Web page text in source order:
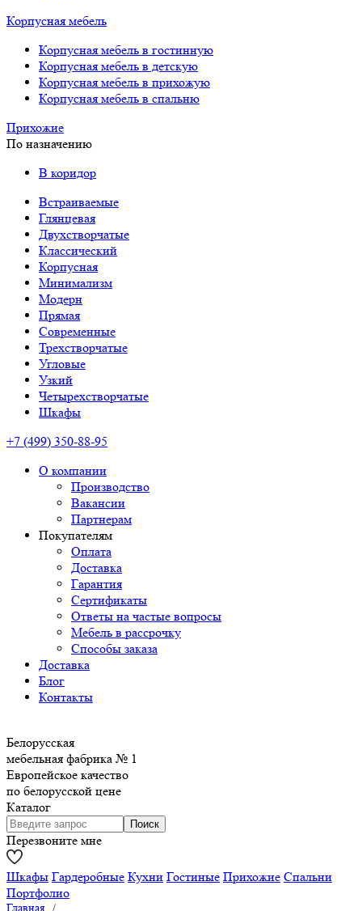
Корпусная мебель
Корпусная мебель в гостинную
Корпусная мебель в детскую
Корпусная мебель в прихожую
Корпусная мебель в спальню
Прихожие
По назначению
В коридор
Встраиваемые
Глянцевая
Двухстворчатые
Классический
Корпусная
Минимализм
Модерн
Прямая
Современные
Трехстворчатые
Угловые
Узкий
Четырехстворчатые
Шкафы
+7 (499) 350-88-95
О компании
Производство
Вакансии
Партнерам
Покупателям
Оплата
Доставка
Гарантия
Сертификаты
Ответы на частые вопросы
Мебель в рассрочку
Способы заказа
Доставка
Блог
Контакты
Белорусская
мебельная фабрика № 1
Европейское качество
по белорусской цене
Каталог
Перезвоните мне
Шкафы Гардеробные Кухни Гостиные Прихожие Спальни
Портфолио
Главная /